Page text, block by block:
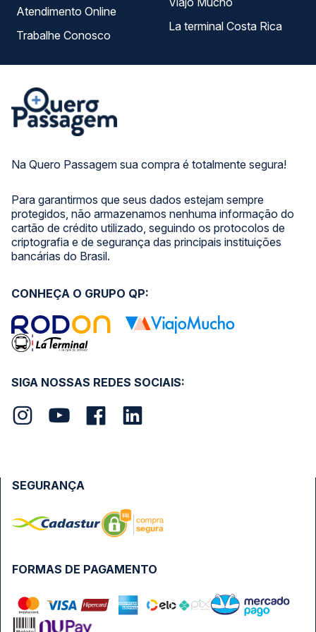
Na Quero Passagem sua compra é totalmente segura!
Para garantirmos que seus dados estejam sempre
protegidos, não armazenamos nenhuma informação do
cartão de crédito utilizado, seguindo os protocolos de
criptografia e de segurança das principais instituições
bancárias do Brasil.
Atendimento Online
Trabalhe Conosco
La terminal Costa Rica
SIGA NOSSAS REDES SOCIAIS:
CONHEÇA O GRUPO QP:
FORMAS DE PAGAMENTO
SEGURANÇA